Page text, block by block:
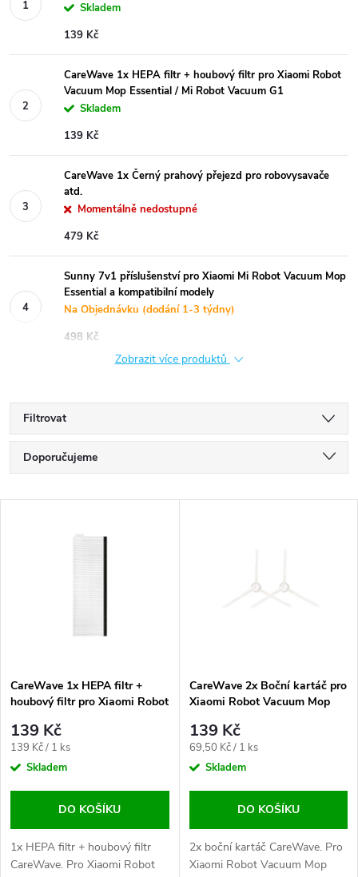
Skladem
139 Kč
CareWave 1x HEPA filtr + houbový filtr pro Xiaomi Robot
Vacuum Mop Essential / Mi Robot Vacuum G1
Skladem
139 Kč
CareWave 1x Černý prahový přejezd pro robovysavače
atd.
Momentálně nedostupné
479 Kč
Sunny 7v1 příslušenství pro Xiaomi Mi Robot Vacuum Mop
Essential a kompatibilní modely
Na Objednávku (dodání 1-3 týdny)
498 Kč
Zobrazit více produktů
Filtrovat
Ř
a
p
r
o
d
u
Doporučujeme
Nejprodávanější
s
p
r
o
d
CareWave 1x HEPA filtr +
houbový filtr pro Xiaomi Robot
Robot Vacuum G1
139 Kč
Měrná
cena:
139 Kč / 1 ks
Skladem
DO KOŠÍKU
1x HEPA filtr + houbový filtr
CareWave. Pro Xiaomi Robot
CareWave 2x Boční kartáč pro
Xiaomi Robot Vacuum Mop
G1
139 Kč
Měrná
cena:
69,50 Kč / 1 ks
Skladem
DO KOŠÍKU
2x boční kartáč CareWave. Pro
Xiaomi Robot Vacuum Mop